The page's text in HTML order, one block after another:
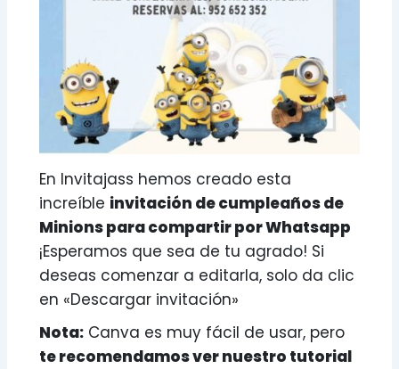
En Invitajass hemos creado esta
increíble invitación de cumpleaños de
Minions para compartir por Whatsapp
¡Esperamos que sea de tu agrado! Si
deseas comenzar a editarla, solo da clic
en «Descargar invitación»
Nota: Canva es muy fácil de usar, pero
te recomendamos ver nuestro tutorial